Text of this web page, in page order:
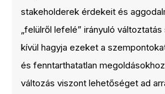
stakeholderek érdekeit és
„felülről lefelé” irányuló
kívül hagyja ezeket a
és fenntarthatatlan
változás viszont lehetőséget ad